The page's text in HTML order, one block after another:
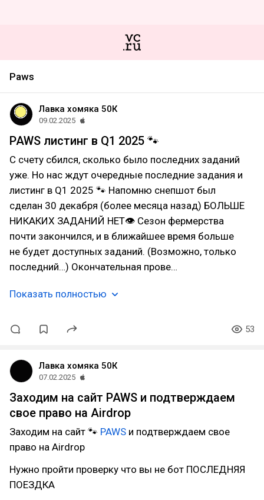
Paws
Лавка хомяка 50К
09.02.2025
PAWS листинг в Q1 2025 🐾
С счету сбился, сколько было последних заданий
уже. Но нас ждут очередные последние задания и
листинг в Q1 2025 🐾 Напомню снепшот был
сделан 30 декабря (более месяца назад) БОЛЬШЕ
НИКАКИХ ЗАДАНИЙ НЕТ👁 Сезон фермерства
почти закончился, и в ближайшее время больше
не будет доступных заданий. (Возможно, только
последний…) Окончательная прове…
Показать полностью
53
Лавка хомяка 50К
07.02.2025
Заходим на сайт PAWS и подтверждаем
свое право на Airdrop
Заходим на сайт 🐾 PAWS и подтверждаем свое
право на Airdrop
Нужно пройти проверку что вы не бот ПОСЛЕДНЯЯ
ПОЕЗДКА